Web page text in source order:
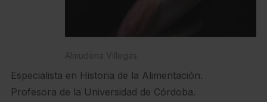
Almudena Villegas
Especialista en Historia de la Alimentación.
Profesora de la Universidad de Córdoba.